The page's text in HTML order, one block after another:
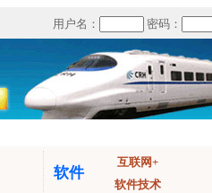
用户名： 密码：
软件
互联网+
软件技术